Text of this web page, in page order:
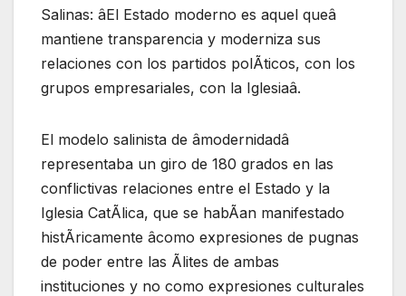
Salinas: âEl Estado moderno es aquel queâ
mantiene transparencia y moderniza sus
relaciones con los partidos polÃticos, con los
grupos empresariales, con la Iglesiaâ.
El modelo salinista de âmodernidadâ
representaba un giro de 180 grados en las
conflictivas relaciones entre el Estado y la
Iglesia CatÃlica, que se habÃan manifestado
histÃricamente âcomo expresiones de pugnas
de poder entre las Ãlites de ambas
instituciones y no como expresiones culturales